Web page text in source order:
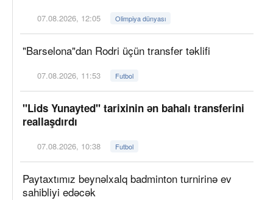
07.08.2026, 12:05 Olimpiya dünyası
"Barselona"dan Rodri üçün transfer təklifi
07.08.2026, 11:53 Futbol
"Lids Yunayted" tarixinin ən bahalı transferini
reallaşdırdı
07.08.2026, 10:38 Futbol
Paytaxtımız beynəlxalq badminton turnirinə ev
sahibliyi edəcək